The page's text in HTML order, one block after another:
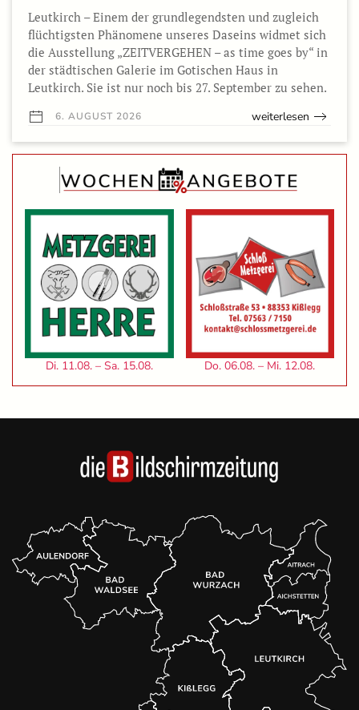
Leutkirch – Einem der grundlegendsten und zugleich
flüchtigsten Phänomene unseres Daseins widmet sich
die Ausstellung „ZEITVERGEHEN – as time goes by“ in
der städtischen Galerie im Gotischen Haus in
Leutkirch. Sie ist nur noch bis 27. September zu sehen.
6. AUGUST 2026 weiterlesen
Di. 11.08. – Sa. 15.08. Do. 06.08. – Mi. 12.08.